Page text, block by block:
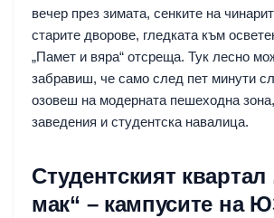
вечер през зимата, сенките на
старите дворове, гледката към
„Памет и вяра“ отсреща. Тук лесно
забравиш, че само след пет минути
озовеш на модерната пешеходна
заведения и студентска навалица.
Студентският квартал
мак“ – кампусите на